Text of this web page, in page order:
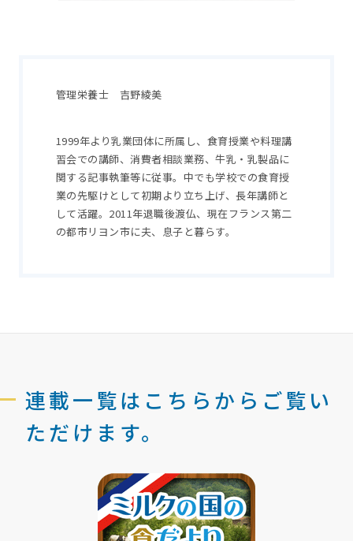
管理栄養士 吉野綾美
1999年より乳業団体に所属し、食育授業や料理講
習会での講師、消費者相談業務、牛乳・乳製品に
関する記事執筆等に従事。中でも学校での食育授
業の先駆けとして初期より立ち上げ、長年講師と
して活躍。2011年退職後渡仏、現在フランス第二
の都市リヨン市に夫、息子と暮らす。
連載一覧はこちらからご覧い
ただけます。